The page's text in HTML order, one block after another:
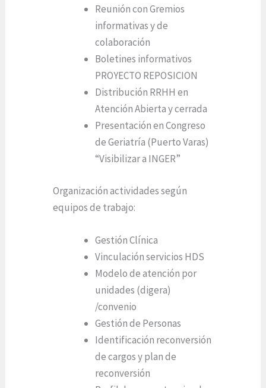
Reunión con Gremios
informativas y de
colaboración
Boletines informativos
PROYECTO REPOSICION
Distribución RRHH en
Atención Abierta y cerrada
Presentación en Congreso
de Geriatría (Puerto Varas)
“Visibilizar a INGER”
Organización actividades según
equipos de trabajo:
Gestión Clínica
Vinculación servicios HDS
Modelo de atención por
unidades (digera)
/convenio
Gestión de Personas
Identificación reconversión
de cargos y plan de
reconversión